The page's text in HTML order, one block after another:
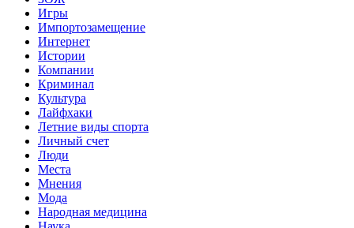
Игры
Импортозамещение
Интернет
Истории
Компании
Криминал
Культура
Лайфхаки
Летние виды спорта
Личный счет
Люди
Места
Мнения
Мода
Народная медицина